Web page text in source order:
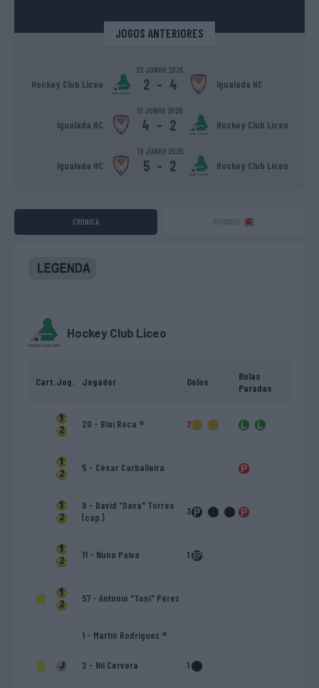
JOGOS ANTERIORES
23 JUNHO 2026
Hockey Club Liceo 2 - 4 Igualada HC
21 JUNHO 2026
Igualada HC 4 - 2 Hockey Club Liceo
19 JUNHO 2026
Igualada HC 5 - 2 Hockey Club Liceo
CRÓNICA TV/RADIO
Hockey Club Liceo
Cart.Jog. Jogador Golos
Bolas
Paradas
20 - Blai Roca ® 2
5 - César Carballeira
8 - David "Dava" Torres
(cap.)
3
11 - Nuno Paiva 1
57 - Antonio "Toni" Pérez
1 - Martín Rodríguez ®
2 - Nil Cervera 1